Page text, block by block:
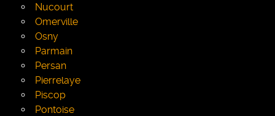
Nucourt
Omerville
Osny
Parmain
Persan
Pierrelaye
Piscop
Pontoise